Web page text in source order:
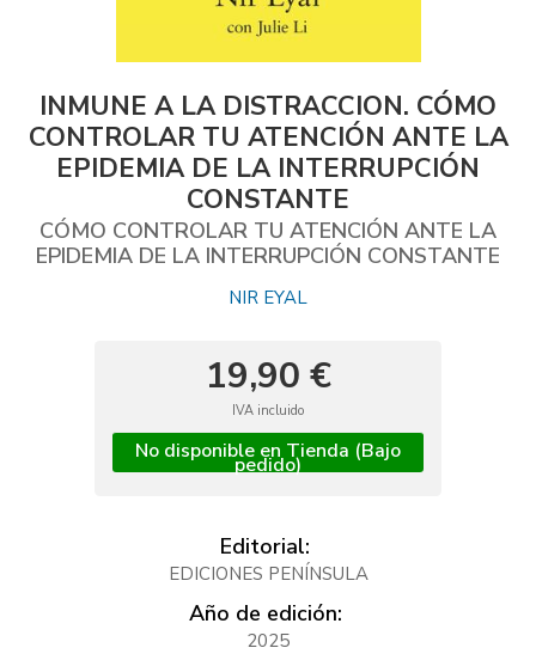
INMUNE A LA DISTRACCION. CÓMO
CONTROLAR TU ATENCIÓN ANTE LA
EPIDEMIA DE LA INTERRUPCIÓN
CONSTANTE
CÓMO CONTROLAR TU ATENCIÓN ANTE LA
EPIDEMIA DE LA INTERRUPCIÓN CONSTANTE
NIR EYAL
19,90 €
IVA incluido
No disponible en Tienda (Bajo
pedido)
Editorial:
EDICIONES PENÍNSULA
Año de edición:
2025